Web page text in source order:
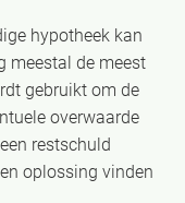
hypotheek kan
meestal de meest
gebruikt om de
overwaarde
restschuld
oplossing vinden